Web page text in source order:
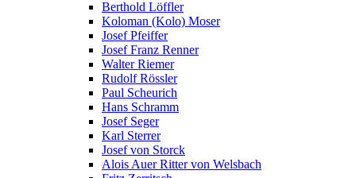
Berthold Löffler
Koloman (Kolo) Moser
Josef Pfeiffer
Josef Franz Renner
Walter Riemer
Rudolf Rössler
Paul Scheurich
Hans Schramm
Josef Seger
Karl Sterrer
Josef von Storck
Alois Auer Ritter von Welsbach